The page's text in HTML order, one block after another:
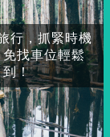
行，抓緊時機
找車位輕鬆
到！